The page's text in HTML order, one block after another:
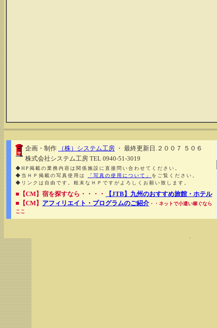
企画・制作 （株）システム工房 ・ 最終更新日.２００７ ５０６
株式会社システム工房 TEL 0940-51-3019
◆HP掲載の業務内容は関係施設に直接問い合わせてください。
◆当ＨＰ掲載の写真使用は
「写真の使用について」 をご覧ください。
◆リンクは自由です。粗末なＨＰですがよろしくお願い致します。
■【CM】宿を探すなら・・・・
【JTB】九州のおすすめ旅館・ホテル
■【CM】 アフィリエイト・プログラムのご紹介 ・・ネットで小遣い稼ぐなら
ここ